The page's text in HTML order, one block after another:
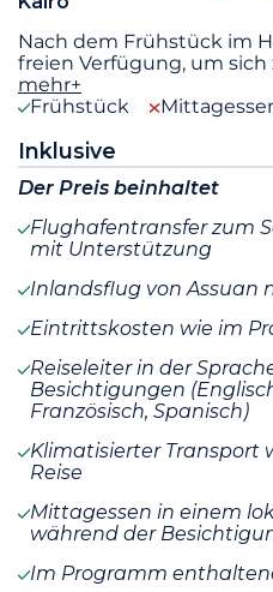
Nach dem Frühstück im
freien Verfügung, um
mehr+
Frühstück
Inklusive
Der Preis beinhaltet
Flughafentransfer zum
mit Unterstützung
Inlandsflug von Assuan
Eintrittskosten wie im
Reiseleiter in der
Besichtigungen
Französisch, Spanisch)
Klimatisierter Transport
Reise
Mittagessen in einem
während der
Im Programm